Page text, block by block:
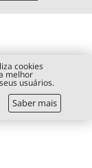
cookies
melhor
usuários.
Saber mais